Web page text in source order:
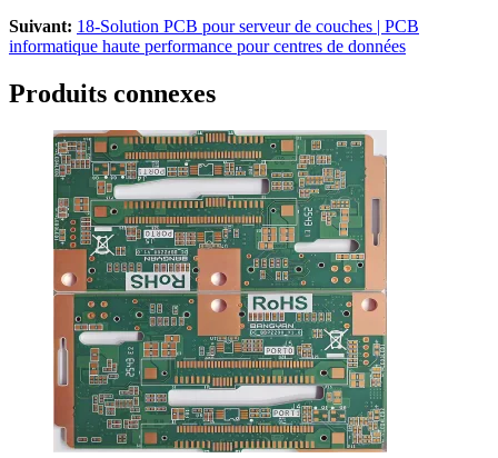
Suivant: 18-Solution PCB pour serveur de couches | PCB
informatique haute performance pour centres de données
Produits connexes